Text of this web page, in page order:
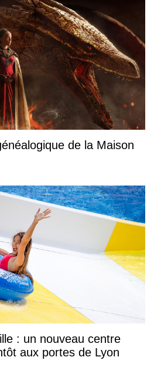
de la Maison
: un nouveau centre
aux portes de Lyon